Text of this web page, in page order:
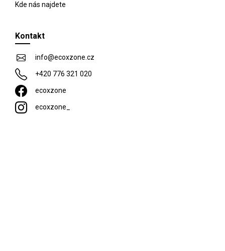
Kde nás najdete
Kontakt
info@ecoxzone.cz
+420 776 321 020
ecoxzone
ecoxzone_